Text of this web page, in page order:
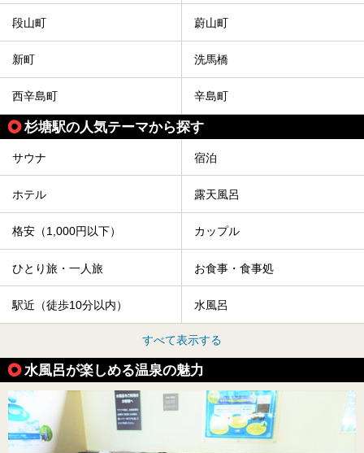
段山町 蔚山町
新町 洗馬橋
西辛島町 辛島町
杉塘駅の人気テーマから探す
サウナ 宿泊
ホテル 露天風呂
格安（1,000円以下） カップル
ひとり旅・一人旅 お食事・食事処
駅近（徒歩10分以内） 水風呂
すべて表示する
水風呂が楽しめる温泉の魅力